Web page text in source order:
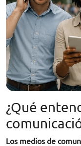
¿Qué
Los medios de